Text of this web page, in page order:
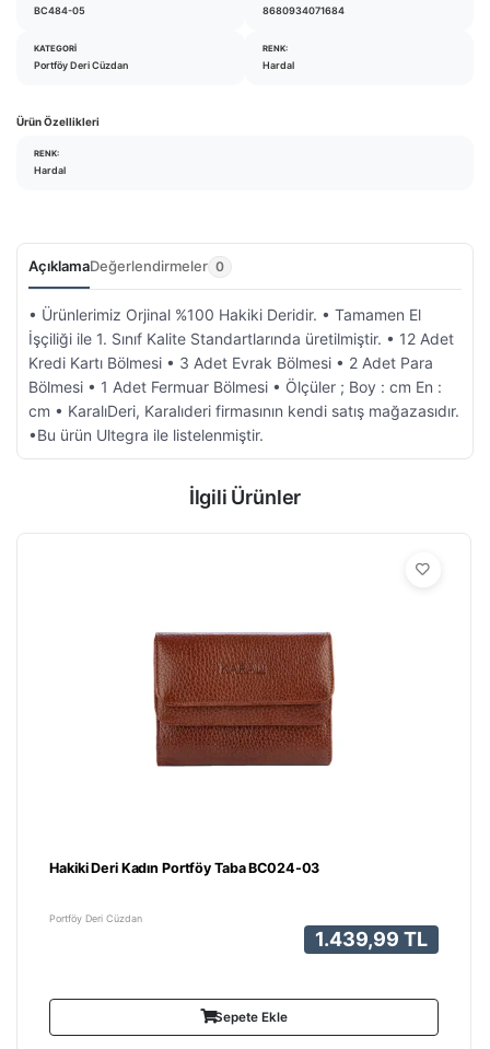
BC484-05 8680934071684
KATEGORI
Portföy Deri Cüzdan
RENK:
Hardal
Ürün Özellikleri
RENK:
Hardal
AçıklamaDeğerlendirmeler 0
• Ürünlerimiz Orjinal %100 Hakiki Deridir. • Tamamen El
İşçiliği ile 1. Sınıf Kalite Standartlarında üretilmiştir. • 12 Adet
Kredi Kartı Bölmesi • 3 Adet Evrak Bölmesi • 2 Adet Para
Bölmesi • 1 Adet Fermuar Bölmesi • Ölçüler ; Boy : cm En :
cm • KaralıDeri, Karalıderi firmasının kendi satış mağazasıdır.
•Bu ürün Ultegra ile listelenmiştir.
İlgili Ürünler
Hakiki Deri Kadın Portföy Taba BC024-03
Portföy Deri Cüzdan
1.439,99 TL
Sepete Ekle